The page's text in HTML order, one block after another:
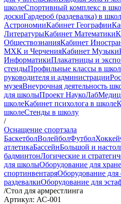
школеСпортивный комплекс в
доскиГардероб (раздевалка) в
АстрономииКабинет Географии
ЛитературыКабинет Математики
ОбществознанияКабинет
МХК и ЧерченияКабинет Музыки
ИнформатикиПлакатницы и
стендыПрофильные классы в
руководителя и администрации
музеяВнеурочная деятельность
для школыПроект НаукоЛаб
школеКабинет психолога в школе
школеСтенды в школу
/
Оснащение спортзала
БаскетболВолейболФутболХоккей
атлетикаБассейнБольшой и
бадминтонЛогические и
для школыОборудование для
спортинвентаряОборудование для
раздевалкиОборудование для
/Стол для армрестлинга
Артикул: АС-001